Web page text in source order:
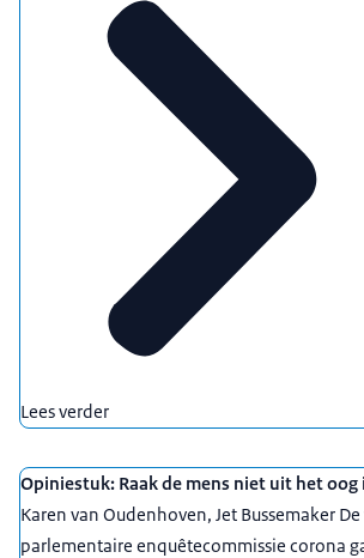
Lees verder
Opiniestuk: Raak de mens niet uit het
Karen van Oudenhoven, Jet Bussemaker
parlementaire enquêtecommissie corona